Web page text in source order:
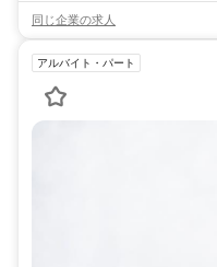
同じ企業の求人
アルバイト・パート